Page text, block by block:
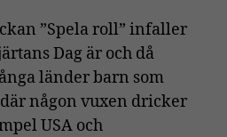
”Spela roll” infaller
Dag är och då
länder barn som
någon vuxen dricker
USA och